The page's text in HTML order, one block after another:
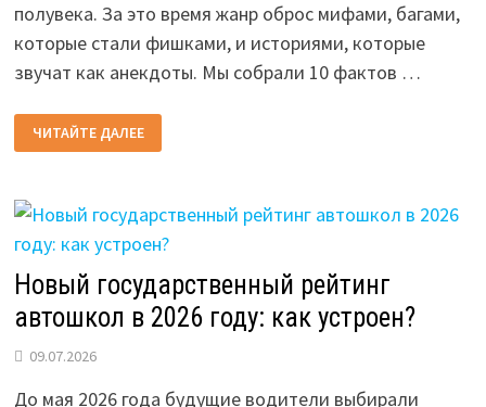
полувека. За это время жанр оброс мифами, багами,
которые стали фишками, и историями, которые
звучат как анекдоты. Мы собрали 10 фактов …
ФАКТОВ
ИЗ
О
МОЛЧАТ
ГЕЙМЕРЫ
ЧИТАЙТЕ ДАЛЕЕ
Новый государственный рейтинг
автошкол в 2026 году: как устроен?
09.07.2026
До мая 2026 года будущие водители выбирали